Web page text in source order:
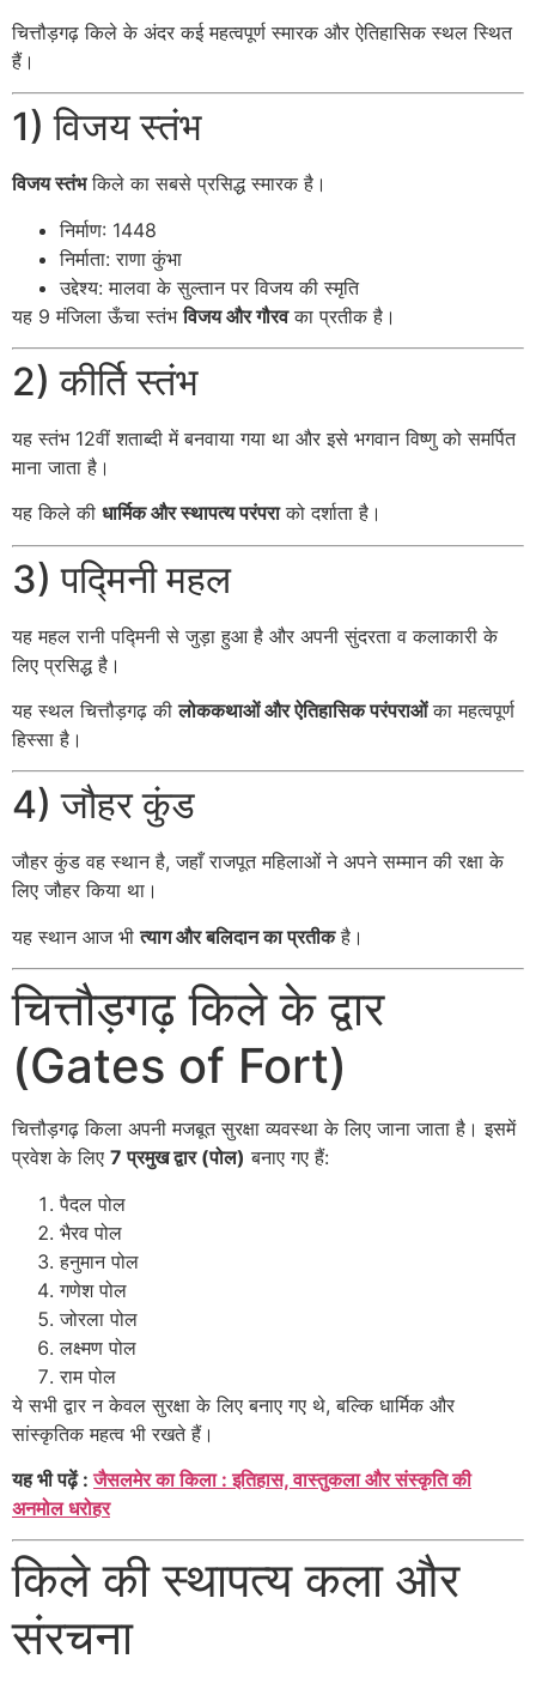
चित्तौड़गढ़ किले के अंदर कई महत्वपूर्ण स्मारक और ऐतिहासिक स्थल स्थित
हैं।
1) विजय स्तंभ
विजय स्तंभकिले का सबसे प्रसिद्ध स्मारक है।
निर्माण: 1448
निर्माता: राणा कुंभा
उद्देश्य: मालवा के सुल्तान पर विजय की स्मृति
यह 9 मंजिला ऊँचा स्तंभविजय और गौरवका प्रतीक है।
2) कीर्ति स्तंभ
यह स्तंभ 12वीं शताब्दी में बनवाया गया था और इसे भगवान विष्णु को समर्पित
माना जाता है।
यह किले की धार्मिक और स्थापत्य परंपराको दर्शाता है।
3) पद्मिनी महल
यह महल रानी पद्मिनी से जुड़ा हुआ है और अपनी सुंदरता व कलाकारी के
लिए प्रसिद्ध है।
यह स्थल चित्तौड़गढ़ कीलोककथाओं और ऐतिहासिक परंपराओंका महत्वपूर्ण
हिस्सा है।
4) जौहर कुंड
जौहर कुंड वह स्थान है, जहाँ राजपूत महिलाओं ने अपने सम्मान की रक्षा के
लिए जौहर किया था।
यह स्थान आज भीत्याग और बलिदान का प्रतीकहै।
चित्तौड़गढ़ किले के द्वार
(Gates of Fort)
चित्तौड़गढ़ किला अपनी मजबूत सुरक्षा व्यवस्था के लिए जाना जाता है। इसमें
प्रवेश के लिए 7 प्रमुख द्वार (पोल) बनाए गए हैं:
पैदल पोल
भैरव पोल
हनुमान पोल
गणेश पोल
जोरला पोल
लक्ष्मण पोल
राम पोल
ये सभी द्वार न केवल सुरक्षा के लिए बनाए गए थे, बल्कि धार्मिक और
सांस्कृतिक महत्व भी रखते हैं।
यह भी पढ़ें :जैसलमेर का किला : इतिहास, वास्तुकला और संस्कृति की
अनमोल धरोहर
किले की स्थापत्य कला और
संरचना